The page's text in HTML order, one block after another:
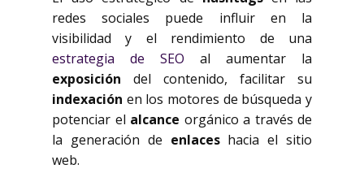
redes sociales puede influir en la
visibilidad y el rendimiento de una
estrategia de SEO al aumentar la
exposición del contenido, facilitar su
indexación en los motores de búsqueda y
potenciar el alcance orgánico a través de
la generación de enlaceshacia el sitio
web.